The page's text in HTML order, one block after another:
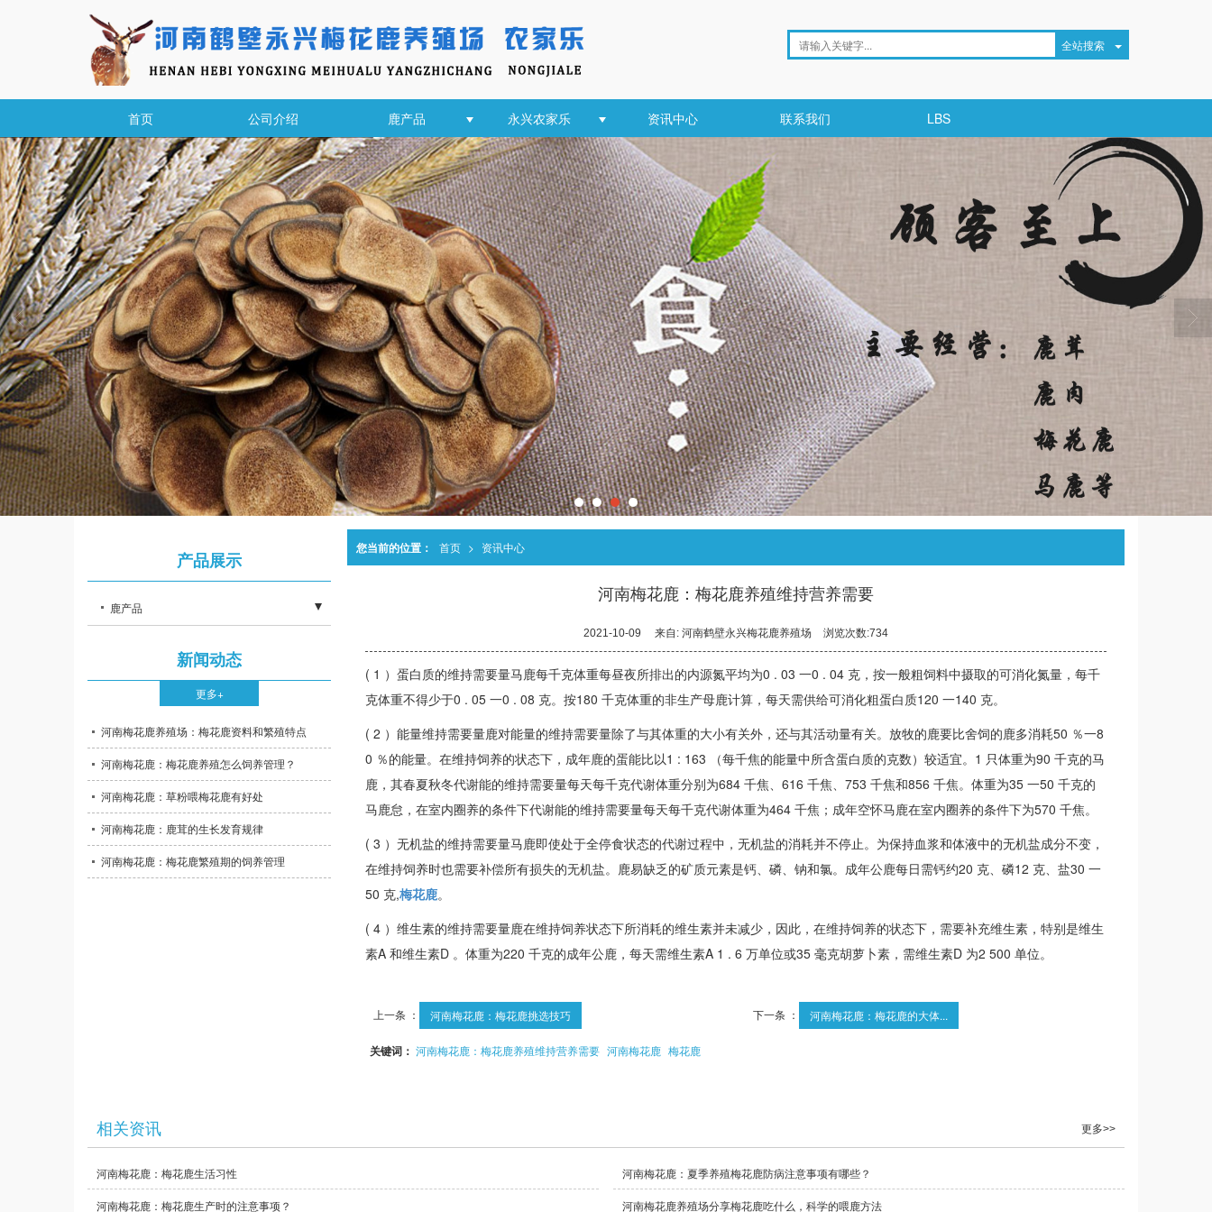
全站搜索
首页 公司介绍 鹿产品 永兴农家乐 资讯中心 联系我们 LBS
您当前的位置： 首页 > 资讯中心
河南梅花鹿：梅花鹿养殖维持营养需要
2021-10-09 来自: 河南鹤壁永兴梅花鹿养殖场 浏览次数:734
( 1 ）蛋白质的维持需要量马鹿每千克体重每昼夜所排出的内源氮平均为0 . 03 一0 . 04 克，按一般粗饲料中摄取的可消化氮量，每千
克体重不得少于0 . 05 一0 . 08 克。按180 千克体重的非生产母鹿计算，每天需供给可消化粗蛋白质120 一140 克。
( 2 ）能量维持需要量鹿对能量的维持需要量除了与其体重的大小有关外，还与其活动量有关。放牧的鹿要比舍饲的鹿多消耗50 ％一8
0 ％的能量。在维持饲养的状态下，成年鹿的蛋能比以1 : 163 （每千焦的能量中所含蛋白质的克数）较适宜。1 只体重为90 千克的马
鹿，其春夏秋冬代谢能的维持需要量每天每千克代谢体重分别为684 千焦、616 千焦、753 千焦和856 千焦。体重为35 一50 千克的
马鹿怠，在室内圈养的条件下代谢能的维持需要量每天每千克代谢体重为464 千焦；成年空怀马鹿在室内圈养的条件下为570 千焦。
( 3 ）无机盐的维持需要量马鹿即使处于全停食状态的代谢过程中，无机盐的消耗并不停止。为保持血浆和体液中的无机盐成分不变，
在维持饲养时也需要补偿所有损失的无机盐。鹿易缺乏的矿质元素是钙、磷、钠和氯。成年公鹿每日需钙约20 克、磷12 克、盐30 一
50 克,梅花鹿。
( 4 ）维生素的维持需要量鹿在维持饲养状态下所消耗的维生素并未减少，因此，在维持饲养的状态下，需要补充维生素，特别是维生
素A 和维生素D 。体重为220 千克的成年公鹿，每天需维生素A 1 . 6 万单位或35 毫克胡萝卜素，需维生素D 为2 500 单位。
上一条 ： 河南梅花鹿：梅花鹿挑选技巧 下一条 ： 河南梅花鹿：梅花鹿的大体...
关键词： 河南梅花鹿：梅花鹿养殖维持营养需要 河南梅花鹿 梅花鹿
产品展示
鹿产品
- 鹿茸产品
- 梅花鹿养殖场
新闻动态
更多+
河南梅花鹿养殖场：梅花鹿资料和繁殖特点
河南梅花鹿：梅花鹿养殖怎么饲养管理？
河南梅花鹿：草粉喂梅花鹿有好处
河南梅花鹿：鹿茸的生长发育规律
河南梅花鹿：梅花鹿繁殖期的饲养管理
相关资讯 更多>>
河南梅花鹿：梅花鹿生活习性 河南梅花鹿：夏季养殖梅花鹿防病注意事项有哪些？
河南梅花鹿：梅花鹿生产时的注意事项？ 河南梅花鹿养殖场分享梅花鹿吃什么，科学的喂鹿方法